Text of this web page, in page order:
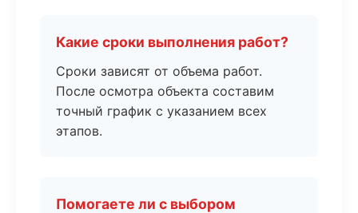
Какие сроки выполнения работ?
Сроки зависят от объема работ.
После осмотра объекта составим
точный график с указанием всех
этапов.
Помогаете ли с выбором